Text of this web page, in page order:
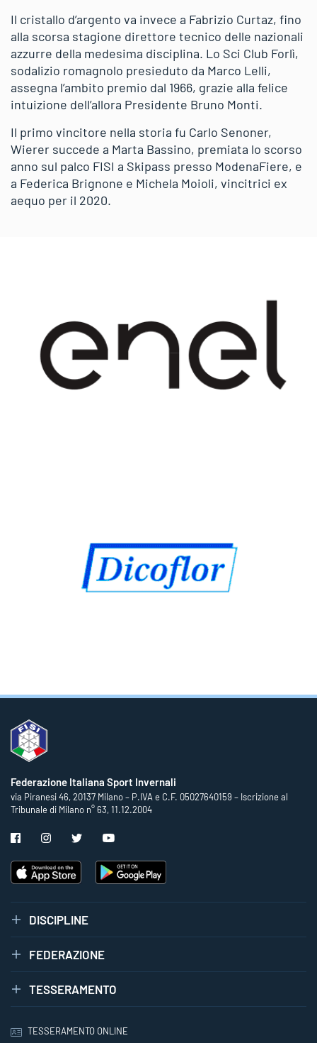
Il cristallo d’argento va invece a Fabrizio Curtaz, fino
alla scorsa stagione direttore tecnico delle nazionali
azzurre della medesima disciplina. Lo Sci Club Forlì,
sodalizio romagnolo presieduto da Marco Lelli,
assegna l’ambito premio dal 1966, grazie alla felice
intuizione dell’allora Presidente Bruno Monti.
Il primo vincitore nella storia fu Carlo Senoner,
Wierer succede a Marta Bassino, premiata lo scorso
anno sul palco FISI a Skipass presso ModenaFiere, e
a Federica Brignone e Michela Moioli, vincitrici ex
aequo per il 2020.
Federazione Italiana Sport Invernali
via Piranesi 46, 20137 Milano – P.IVA e C.F. 05027640159 – Iscrizione al
Tribunale di Milano n° 63, 11.12.2004
DISCIPLINE
FEDERAZIONE
TESSERAMENTO
TESSERAMENTO ONLINE